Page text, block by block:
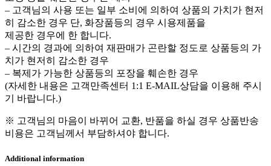
– 고객님의 사용 또는 일부 소비에 의하여 상품의 가치가 현저
히 감소한 경우 단, 화장품등의 경우 시용제품을
제공한 경우에 한 합니다.
– 시간의 경과에 의하여 재판매가 곤란할 정도로 상품등의 가
치가 현저히 감소한 경우
– 복제가 가능한 상품등의 포장을 훼손한 경우
(자세한 내용은 고객만족센터 1:1 E-MAIL상담을 이용해 주시
기 바랍니다.)
※ 고객님의 마음이 바뀌어 교환, 반품을 하실 경우 상품반송
비용은 고객님께서 부담하셔야 합니다.
Additional information